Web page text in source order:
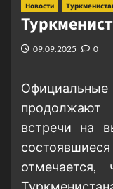
Новости
09.09.2025 0
встречи на
отмечается,